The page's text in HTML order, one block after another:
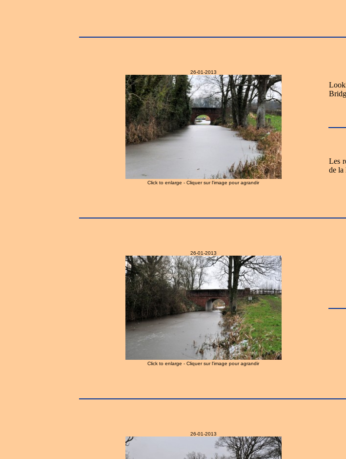
26-01-2013
Click to enlarge - Cliquer sur l'image pour agrandir
Les
de la
26-01-2013
Click to enlarge - Cliquer sur l'image pour agrandir
26-01-2013